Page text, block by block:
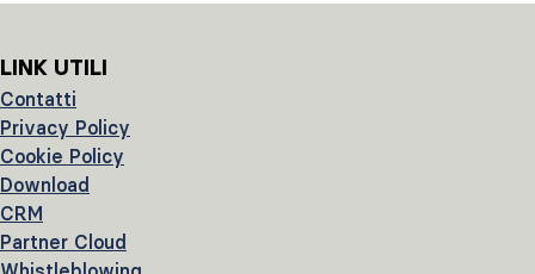
LINK UTILI
Contatti
Privacy Policy
Cookie Policy
Download
CRM
Partner Cloud